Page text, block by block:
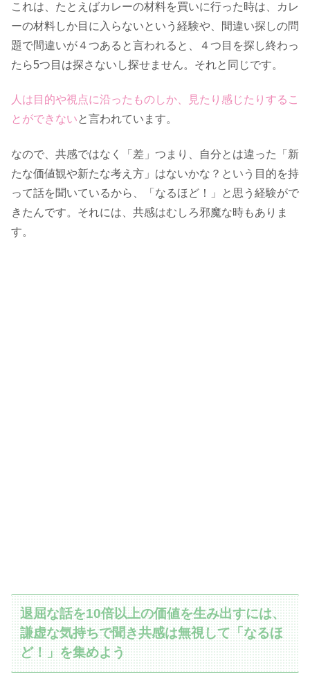
これは、たとえばカレーの材料を買いに行った時は、カレ
ーの材料しか目に入らないという経験や、間違い探しの問
題で間違いが４つあると言われると、４つ目を探し終わっ
たら5つ目は探さないし探せません。それと同じです。
人は目的や視点に沿ったものしか、見たり感じたりするこ
とができないと言われています。
なので、共感ではなく「差」つまり、自分とは違った「新
たな価値観や新たな考え方」はないかな？という目的を持
って話を聞いているから、「なるほど！」と思う経験がで
きたんです。それには、共感はむしろ邪魔な時もありま
す。
退屈な話を10倍以上の価値を生み出すには、
謙虚な気持ちで聞き共感は無視して「なるほ
ど！」を集めよう